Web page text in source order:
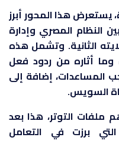
هذا المحور أبرز
النظام المصري وإدارة
الثانية. وتشمل هذه
وما أثاره من ردود فعل
المساعدات، إضافة إلى
السويس.
ملفات التوتر، هذا بعد
برزت في التعامل